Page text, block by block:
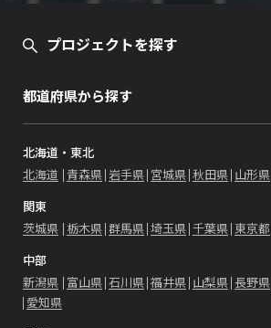
プロジェクトを探す
都道府県から探す
北海道・東北
北海道 青森県 岩手県 宮城県 秋田県 山形県
関東
茨城県 栃木県 群馬県 埼玉県 千葉県 東京都
中部
新潟県 富山県 石川県 福井県 山梨県 長野県
愛知県